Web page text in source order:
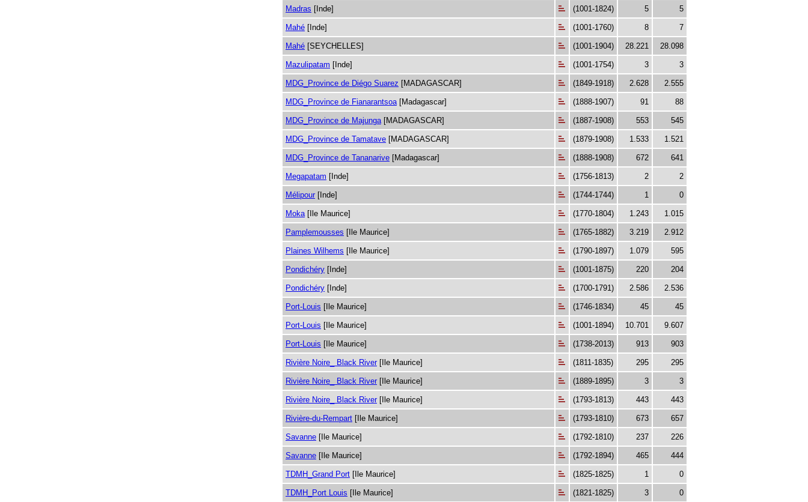
Madras [Inde] (1001-1824) 5 5
Mahé [Inde] (1001-1760) 8 7
Mahé [SEYCHELLES] (1001-1904) 28.221 28.098
Mazulipatam [Inde] (1001-1754) 3 3
MDG_Province de Diégo Suarez [MADAGASCAR] (1849-1918) 2.628 2.555
MDG_Province de Fianarantsoa [Madagascar] (1888-1907) 91 88
MDG_Province de Majunga [MADAGASCAR] (1887-1908) 553 545
MDG_Province de Tamatave [MADAGASCAR] (1879-1908) 1.533 1.521
MDG_Province de Tananarive [Madagascar] (1888-1908) 672 641
Megapatam [Inde] (1756-1813) 2 2
Mélipour [Inde] (1744-1744) 1 0
Moka [Ile Maurice] (1770-1804) 1.243 1.015
Pamplemousses [Ile Maurice] (1765-1882) 3.219 2.912
Plaines Wilhems [Ile Maurice] (1790-1897) 1.079 595
Pondichéry [Inde] (1001-1875) 220 204
Pondichéry [Inde] (1700-1791) 2.586 2.536
Port-Louis [Ile Maurice] (1746-1834) 45 45
Port-Louis [Ile Maurice] (1001-1894) 10.701 9.607
Port-Louis [Ile Maurice] (1738-2013) 913 903
Rivière Noire_ Black River [Ile Maurice] (1811-1835) 295 295
Rivière Noire_ Black River [Ile Maurice] (1889-1895) 3 3
Rivière Noire_ Black River [Ile Maurice] (1793-1813) 443 443
Rivière-du-Rempart [Ile Maurice] (1793-1810) 673 657
Savanne [Ile Maurice] (1792-1810) 237 226
Savanne [Ile Maurice] (1792-1894) 465 444
TDMH_Grand Port [Ile Maurice] (1825-1825) 1 0
TDMH_Port Louis [Ile Maurice] (1821-1825) 3 0